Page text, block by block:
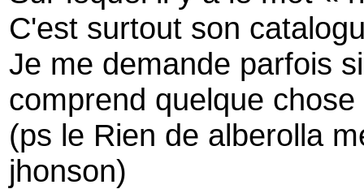
C'est surtout son
Je me demande parfois
comprend quelque
(ps le Rien de alberolla
jhonson)